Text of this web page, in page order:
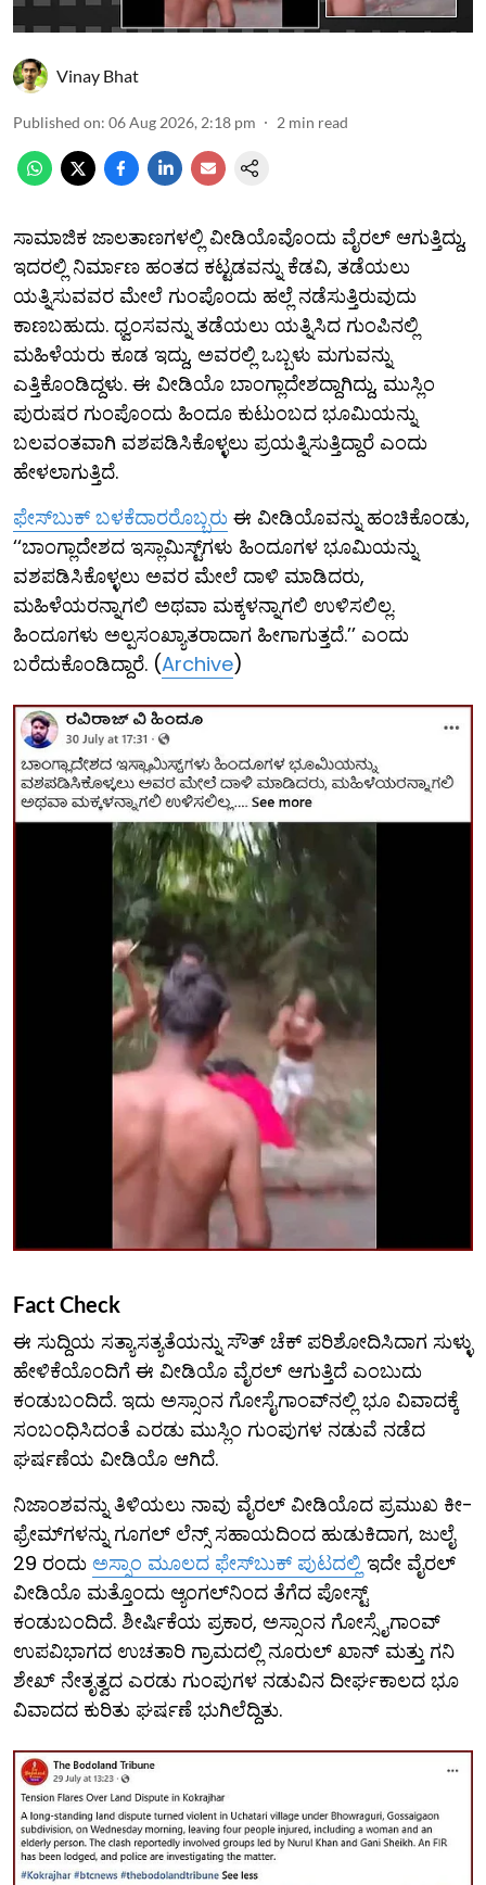
Vinay Bhat
Published on: 06 Aug 2026, 2:18 pm 2 min read
ಸಾಮಾಜಿಕ ಜಾಲತಾಣಗಳಲ್ಲಿ ವೀಡಿಯೊವೊಂದು ವೈರಲ್ ಆಗುತ್ತಿದ್ದು,
ಇದರಲ್ಲಿ ನಿರ್ಮಾಣ ಹಂತದ ಕಟ್ಟಡವನ್ನು ಕೆಡವಿ, ತಡೆಯಲು
ಯತ್ನಿಸುವವರ ಮೇಲೆ ಗುಂಪೊಂದು ಹಲ್ಲೆ ನಡೆಸುತ್ತಿರುವುದು
ಕಾಣಬಹುದು. ಧ್ವಂಸವನ್ನು ತಡೆಯಲು ಯತ್ನಿಸಿದ ಗುಂಪಿನಲ್ಲಿ
ಮಹಿಳೆಯರು ಕೂಡ ಇದ್ದು, ಅವರಲ್ಲಿ ಒಬ್ಬಳು ಮಗುವನ್ನು
ಎತ್ತಿಕೊಂಡಿದ್ದಳು. ಈ ವೀಡಿಯೊ ಬಾಂಗ್ಲಾದೇಶದ್ದಾಗಿದ್ದು, ಮುಸ್ಲಿಂ
ಪುರುಷರ ಗುಂಪೊಂದು ಹಿಂದೂ ಕುಟುಂಬದ ಭೂಮಿಯನ್ನು
ಬಲವಂತವಾಗಿ ವಶಪಡಿಸಿಕೊಳ್ಳಲು ಪ್ರಯತ್ನಿಸುತ್ತಿದ್ದಾರೆ ಎಂದು
ಹೇಳಲಾಗುತ್ತಿದೆ.
ಫೇಸ್​ಬುಕ್ ಬಳಕೆದಾರರೊಬ್ಬರು ಈ ವೀಡಿಯೊವನ್ನು ಹಂಚಿಕೊಂಡು,
‘‘ಬಾಂಗ್ಲಾದೇಶದ ಇಸ್ಲಾಮಿಸ್ಟ್‌ಗಳು ಹಿಂದೂಗಳ ಭೂಮಿಯನ್ನು
ವಶಪಡಿಸಿಕೊಳ್ಳಲು ಅವರ ಮೇಲೆ ದಾಳಿ ಮಾಡಿದರು,
ಮಹಿಳೆಯರನ್ನಾಗಲಿ ಅಥವಾ ಮಕ್ಕಳನ್ನಾಗಲಿ ಉಳಿಸಲಿಲ್ಲ.
ಹಿಂದೂಗಳು ಅಲ್ಪಸಂಖ್ಯಾತರಾದಾಗ ಹೀಗಾಗುತ್ತದೆ.’’ ಎಂದು
ಬರೆದುಕೊಂಡಿದ್ದಾರೆ. (Archive)
Fact Check
ಈ ಸುದ್ದಿಯ ಸತ್ಯಾಸತ್ಯತೆಯನ್ನು ಸೌತ್ ಚೆಕ್ ಪರಿಶೋದಿಸಿದಾಗ ಸುಳ್ಳು
ಹೇಳಿಕೆಯೊಂದಿಗೆ ಈ ವೀಡಿಯೊ ವೈರಲ್ ಆಗುತ್ತಿದೆ ಎಂಬುದು
ಕಂಡುಬಂದಿದೆ. ಇದು ಅಸ್ಸಾಂನ ಗೋಸೈಗಾಂವ್‌ನಲ್ಲಿ ಭೂ ವಿವಾದಕ್ಕೆ
ಸಂಬಂಧಿಸಿದಂತೆ ಎರಡು ಮುಸ್ಲಿಂ ಗುಂಪುಗಳ ನಡುವೆ ನಡೆದ
ಘರ್ಷಣೆಯ ವೀಡಿಯೊ ಆಗಿದೆ.
ನಿಜಾಂಶವನ್ನು ತಿಳಿಯಲು ನಾವು ವೈರಲ್ ವೀಡಿಯೊದ ಪ್ರಮುಖ ಕೀ-
ಫ್ರೇಮ್​ಗಳನ್ನು ಗೂಗಲ್ ಲೆನ್ಸ್ ಸಹಾಯದಿಂದ ಹುಡುಕಿದಾಗ, ಜುಲೈ
29 ರಂದು ಅಸ್ಸಾಂ ಮೂಲದ ಫೇಸ್‌ಬುಕ್ ಪುಟದಲ್ಲಿ ಇದೇ ವೈರಲ್
ವೀಡಿಯೊ ಮತ್ತೊಂದು ಆ್ಯಂಗಲ್​ನಿಂದ ತೆಗೆದ ಪೋಸ್ಟ್
ಕಂಡುಬಂದಿದೆ. ಶೀರ್ಷಿಕೆಯ ಪ್ರಕಾರ, ಅಸ್ಸಾಂನ ಗೋಸ್ಸೈಗಾಂವ್
ಉಪವಿಭಾಗದ ಉಚತಾರಿ ಗ್ರಾಮದಲ್ಲಿ ನೂರುಲ್ ಖಾನ್ ಮತ್ತು ಗನಿ
ಶೇಖ್ ನೇತೃತ್ವದ ಎರಡು ಗುಂಪುಗಳ ನಡುವಿನ ದೀರ್ಘಕಾಲದ ಭೂ
ವಿವಾದದ ಕುರಿತು ಘರ್ಷಣೆ ಭುಗಿಲೆದ್ದಿತು.